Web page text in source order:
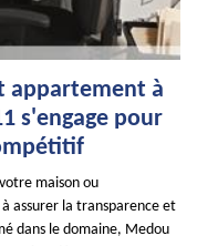
appartement à
s'engage pour
maison ou
assurer la transparence et
dans le domaine, Medou